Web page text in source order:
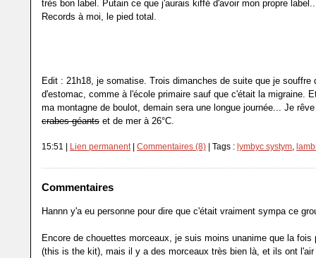
très bon label. Putain ce que j'aurais kiffé d'avoir mon propre
Records à moi, le pied total.
Edit : 21h18, je somatise. Trois dimanches de suite que je souffre
d'estomac, comme à l'école primaire sauf que c'était la migraine.
ma montagne de boulot, demain sera une longue journée... Je
crabes géants et de mer à 26°C.
15:51 | Lien permanent | Commentaires (8) | Tags : lymbyc systym
Commentaires
Hannn y'a eu personne pour dire que c'était vraiment sympa ce
Encore de chouettes morceaux, je suis moins unanime que la fois
(this is the kit), mais il y a des morceaux très bien là, et ils ont l'air